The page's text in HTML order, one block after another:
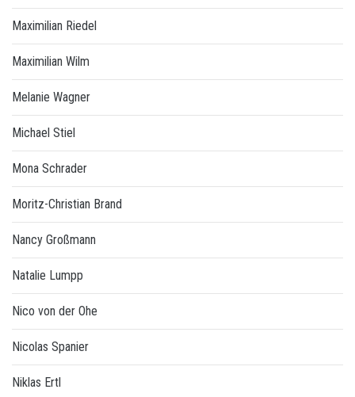
Maximilian Riedel
Maximilian Wilm
Melanie Wagner
Michael Stiel
Mona Schrader
Moritz-Christian Brand
Nancy Großmann
Natalie Lumpp
Nico von der Ohe
Nicolas Spanier
Niklas Ertl